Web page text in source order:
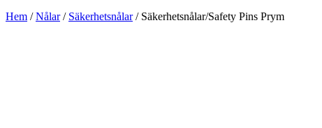
Hem /Nålar/ Säkerhetsnålar/ Säkerhetsnålar/Safety Pins Prym